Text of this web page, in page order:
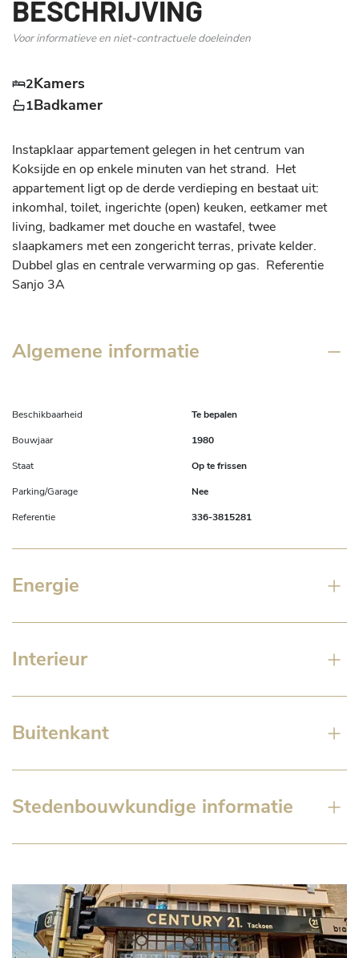
BESCHRIJVING
Voor informatieve en niet-contractuele doeleinden
2Kamers
1Badkamer
Instapklaar appartement gelegen in het centrum van
Koksijde en op enkele minuten van het strand.  Het
appartement ligt op de derde verdieping en bestaat uit:
inkomhal, toilet, ingerichte (open) keuken, eetkamer met
living, badkamer met douche en wastafel, twee
slaapkamers met een zongericht terras, private kelder.
Dubbel glas en centrale verwarming op gas.  Referentie
Sanjo 3A
Algemene informatie
Beschikbaarheid
Te bepalen
Bouwjaar
1980
Staat
Op te frissen
Parking/Garage
Nee
Referentie
336-3815281
Energie
Interieur
Buitenkant
Stedenbouwkundige informatie